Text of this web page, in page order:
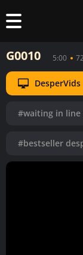
G0010 5:00
DesperVids
#waiting in line
#bestseller